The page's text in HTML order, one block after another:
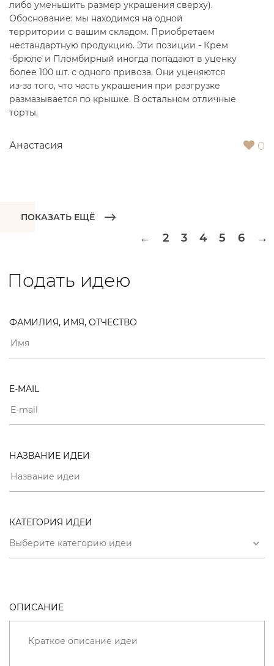
либо уменьшить размер украшения сверху).
Обоснование: мы находимся на одной
территории с вашим складом. Приобретаем
нестандартную продукцию. Эти позиции - Крем
-брюле и Пломбирный иногда попадают в уценку
более 100 шт. с одного привоза. Они уценяются
из-за того, что часть украшения при разгрузке
размазывается по крышке. В остальном отличные
торты.
Анастасия 0
ПОКАЗАТЬ ЕЩЁ
← 2 3 4 5 6 →
Подать идею
ФАМИЛИЯ, ИМЯ, ОТЧЕСТВО
E-MAIL
НАЗВАНИЕ ИДЕИ
КАТЕГОРИЯ ИДЕИ
Выберите категорию идеи
ОПИСАНИЕ